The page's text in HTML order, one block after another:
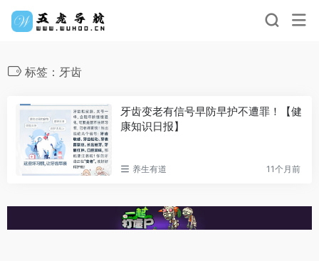
标签：牙齿
牙齿变老有信号早防早护不遭罪！【健
康知识日报】
养生有道 11个月前